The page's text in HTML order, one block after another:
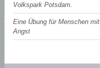
Volkspark Potsdam.
Eine Übung für Menschen mit
Angst